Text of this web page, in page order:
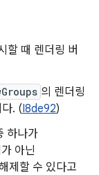
할 때 렌더링 버
의 렌더링
. (I8de92)
하나가
아닌
제할 수 있다고